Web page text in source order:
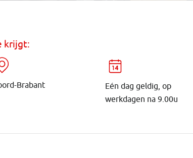
krijgt:
Brabant
Eén dag geldig, op
werkdagen na 9.00u